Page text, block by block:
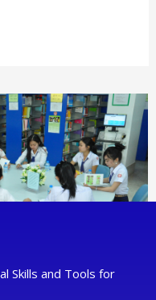
Skills and Tools for